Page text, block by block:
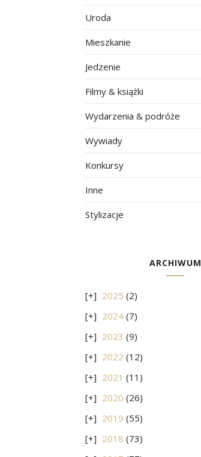
Uroda
Mieszkanie
Jedzenie
Filmy & książki
Wydarzenia & podróże
Wywiady
Konkursy
Inne
Stylizacje
ARCHIWUM
2025 (2)
2024 (7)
2023 (9)
2022 (12)
2021 (11)
2020 (26)
2019 (55)
2018 (73)